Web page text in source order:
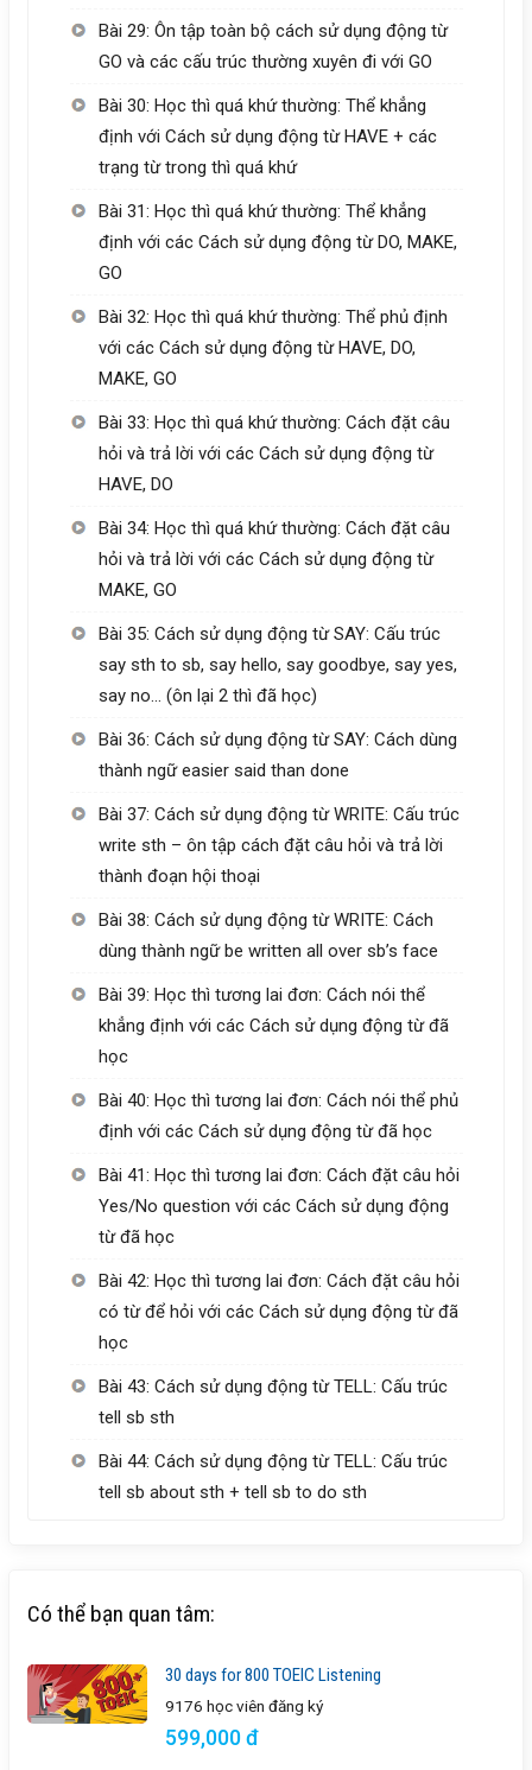
Bài 29: Ôn tập toàn bộ cách sử dụng động từ
GO và các cấu trúc thường xuyên đi với GO
Bài 30: Học thì quá khứ thường: Thể khẳng
định với Cách sử dụng động từ HAVE + các
trạng từ trong thì quá khứ
Bài 31: Học thì quá khứ thường: Thể khẳng
định với các Cách sử dụng động từ DO, MAKE,
GO
Bài 32: Học thì quá khứ thường: Thể phủ định
với các Cách sử dụng động từ HAVE, DO,
MAKE, GO
Bài 33: Học thì quá khứ thường: Cách đặt câu
hỏi và trả lời với các Cách sử dụng động từ
HAVE, DO
Bài 34: Học thì quá khứ thường: Cách đặt câu
hỏi và trả lời với các Cách sử dụng động từ
MAKE, GO
Bài 35: Cách sử dụng động từ SAY: Cấu trúc
say sth to sb, say hello, say goodbye, say yes,
say no… (ôn lại 2 thì đã học)
Bài 36: Cách sử dụng động từ SAY: Cách dùng
thành ngữ easier said than done
Bài 37: Cách sử dụng động từ WRITE: Cấu trúc
write sth – ôn tập cách đặt câu hỏi và trả lời
thành đoạn hội thoại
Bài 38: Cách sử dụng động từ WRITE: Cách
dùng thành ngữ be written all over sb’s face
Bài 39: Học thì tương lai đơn: Cách nói thể
khẳng định với các Cách sử dụng động từ đã
học
Bài 40: Học thì tương lai đơn: Cách nói thể phủ
định với các Cách sử dụng động từ đã học
Bài 41: Học thì tương lai đơn: Cách đặt câu hỏi
Yes/No question với các Cách sử dụng động
từ đã học
Bài 42: Học thì tương lai đơn: Cách đặt câu hỏi
có từ để hỏi với các Cách sử dụng động từ đã
học
Bài 43: Cách sử dụng động từ TELL: Cấu trúc
tell sb sth
Bài 44: Cách sử dụng động từ TELL: Cấu trúc
tell sb about sth + tell sb to do sth
Có thể bạn quan tâm:
30 days for 800 TOEIC Listening
9176 học viên đăng ký
599,000 đ